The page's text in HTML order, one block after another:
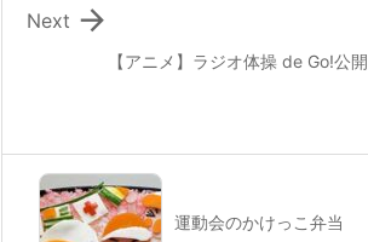
【アニメ】ラジオ体操 de Go!公開

Next
運動会のかけっこ弁当